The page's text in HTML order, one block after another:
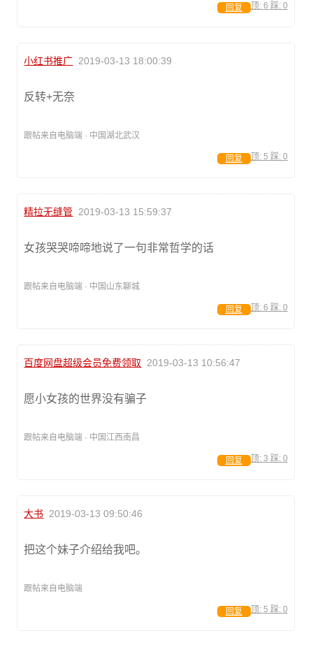
顶: 6 踩: 0
回复
小红书推广 2019-03-13 18:00:39
反转+无奈
跟帖来自电脑端 · 中国湖北武汉
顶: 5 踩: 0
回复
精拉无缝管 2019-03-13 15:59:37
女孩哭哭啼啼地说了一句非常哲学的话
跟帖来自电脑端 · 中国山东聊城
顶: 6 踩: 0
回复
百度网盘超级会员免费领取 2019-03-13 10:56:47
愿小女孩的世界没有骗子
跟帖来自电脑端 · 中国江西南昌
顶: 3 踩: 0
回复
大书 2019-03-13 09:50:46
把这个妹子介绍给我吧。
跟帖来自电脑端
顶: 5 踩: 0
回复